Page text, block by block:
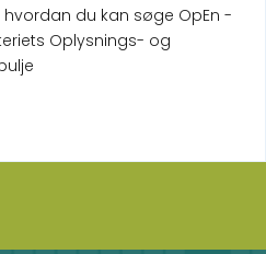
hvordan du kan søge OpEn -
Oplysnings- og